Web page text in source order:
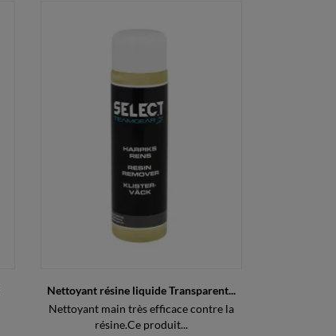
Nettoyant résine liquide Transparent...
Nettoyant main très efficace contre la
résine.Ce produit...